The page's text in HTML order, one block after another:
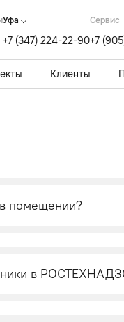
Уфа
+7 (347) 224-22-90
Cервис
+7
Клиенты
помещении?
в